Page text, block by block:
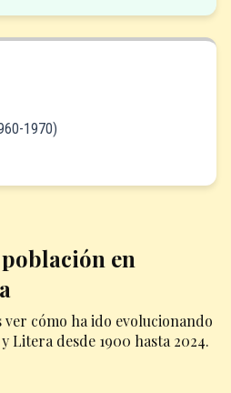
1970)
en
cómo ha ido evolucionando
Litera desde 1900 hasta 2024.